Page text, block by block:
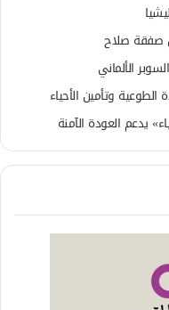
صفقة صلاح
الألماني
وتأمين الأحياء
يدعم العودة الآمنة